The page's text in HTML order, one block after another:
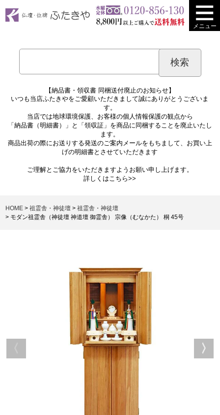
メニュー
【納品書・領収書 同梱送付廃止のお知らせ】
いつも当店ふたきやをご愛顧いただきまして誠にありがとうございま
す。
当店では地球環境保護、お客様の個人情報保護の観点から
「納品書（明細書）」と「領収証」を商品に同梱することを廃止いたし
ます。
商品出荷の際にお送りする発送のご案内メールをもちまして、お買い上
げの明細書とさせていただきます
ご理解とご協力をいただきますようお願い申し上げます。
詳しくはこちら>>
HOME 祖霊舎・神徒壇
祖霊舎・神徒壇
モダン祖霊舎（神徒壇 神道壇 御霊舎） 宗像（むなかた） 桐 45号